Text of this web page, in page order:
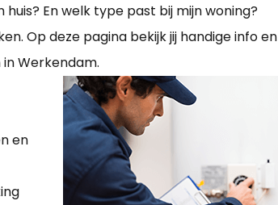
En welk type past bij mijn woning?
Op deze pagina bekijk jij handige info en
Werkendam.
en